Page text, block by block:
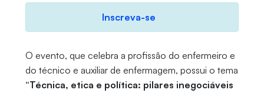
Inscreva-se
O evento, que celebra a profissão do enfermeiro e
do técnico e auxiliar de enfermagem, possui o tema
“Técnica, etica e política: pilares inegociáveis